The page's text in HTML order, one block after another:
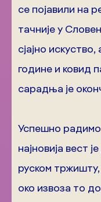
се појавили на
тачније у
сјајно
године и ковид
сарадња је
Успешно радимо
најновија вест
руском тржишту,
око извоза то